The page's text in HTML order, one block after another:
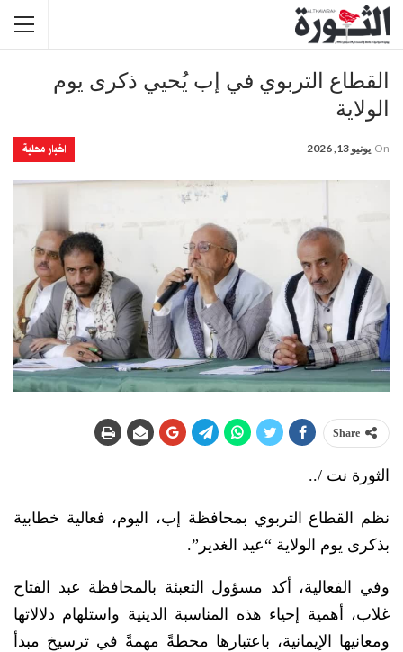
القطاع التربوي في إب يُحيي ذكرى يوم
الولاية
اخبار محلية On يونيو 13, 2026
Share
الثورة نت /..
نظم القطاع التربوي بمحافظة إب، اليوم، فعالية خطابية
بذكرى يوم الولاية “عيد الغدير”.
وفي الفعالية، أكد مسؤول التعبئة بالمحافظة عبد الفتاح
غلاب، أهمية إحياء هذه المناسبة الدينية واستلهام دلالاتها
ومعانيها الإيمانية، باعتبارها محطةً مهمةً في ترسيخ مبدأ